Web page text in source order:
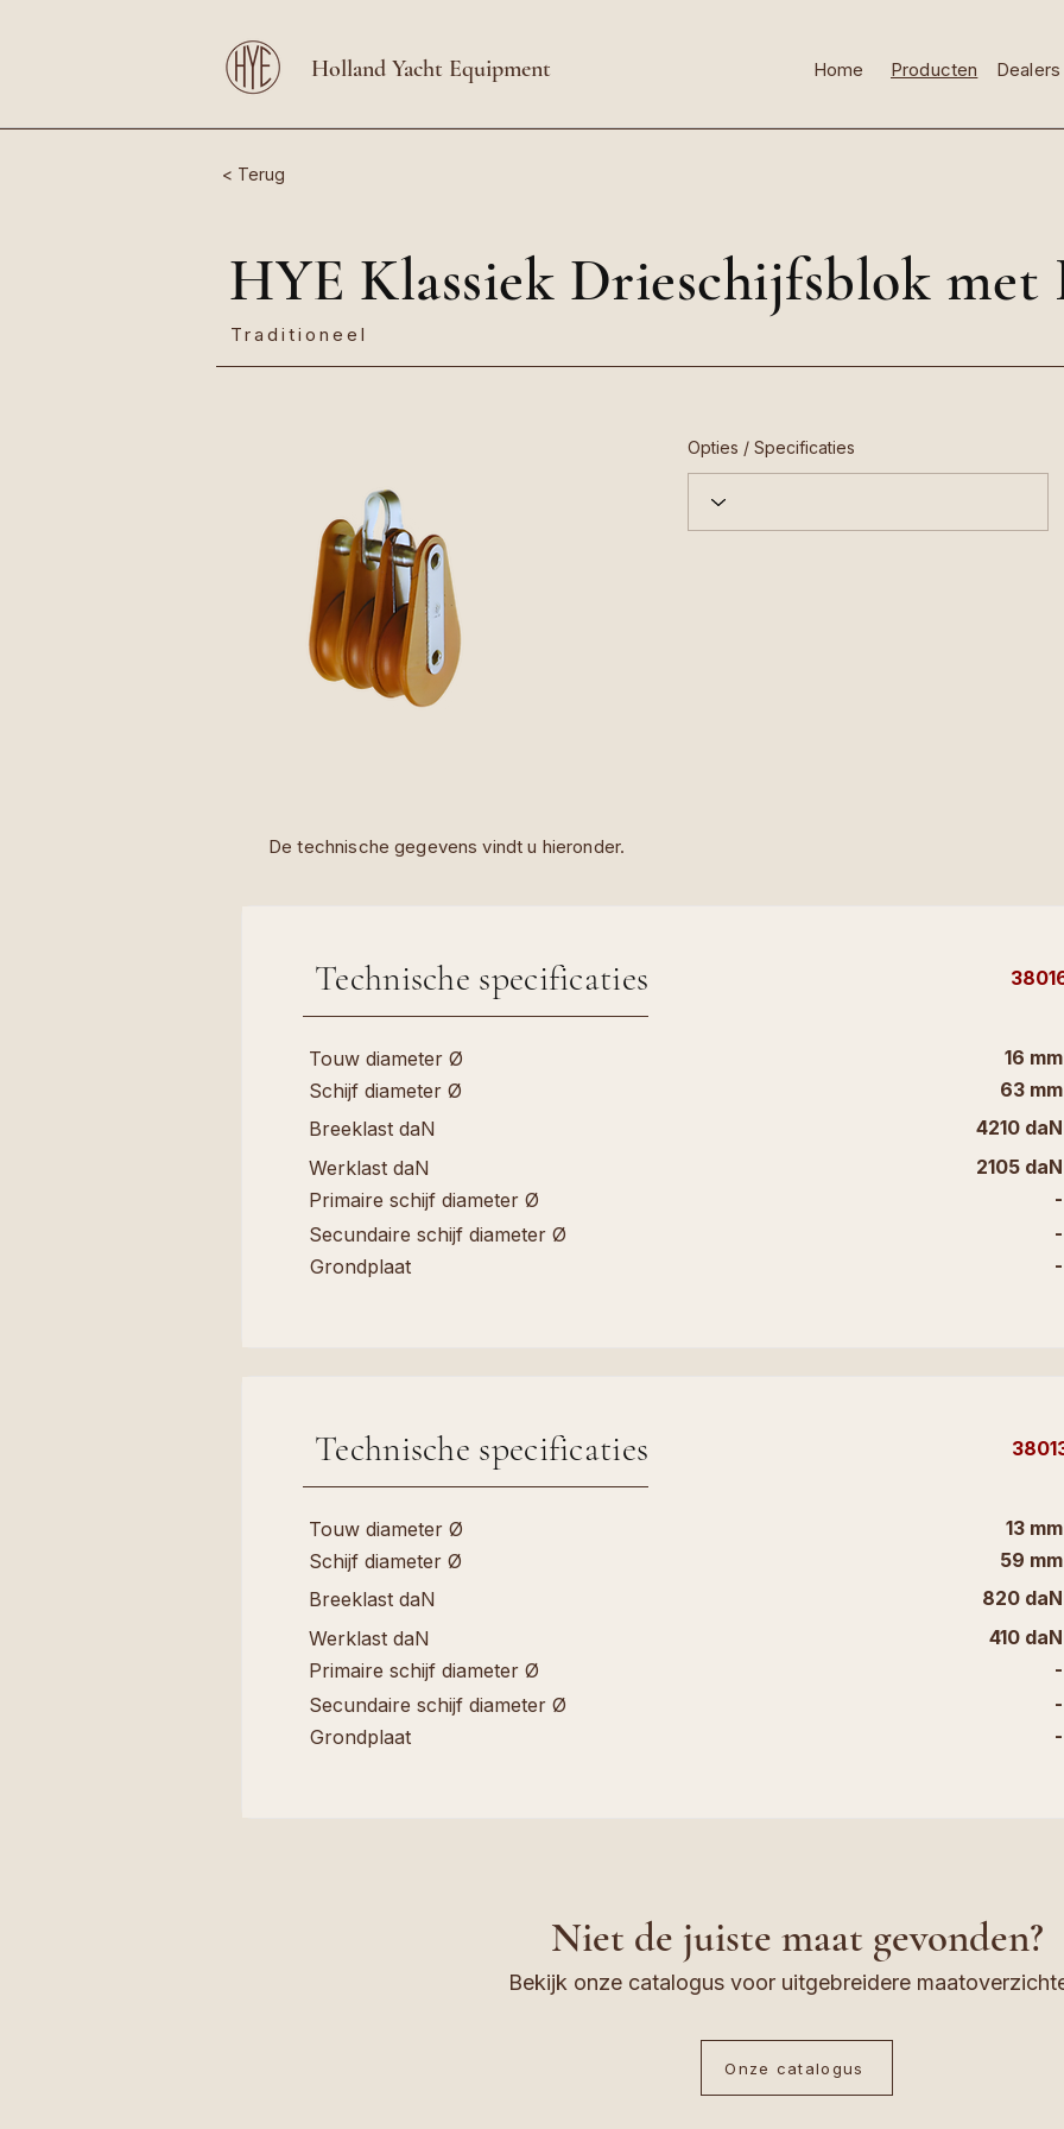
Holland Yacht Equipment Home Producten Dealers
< Terug
HYE Klassiek Drieschijfsblok met
Traditioneel
Opties / Specificaties
De technische gegevens vindt u hieronder.
Technische specificaties
Touw diameter Ø
Schijf diameter Ø
Breeklast daN
Werklast daN
Primaire schijf diameter Ø
Secundaire schijf diameter Ø
Grondplaat
16 mm
63 mm
4210 daN
2105 daN
-
-
-
Technische specificaties
Touw diameter Ø
Schijf diameter Ø
Breeklast daN
Werklast daN
Primaire schijf diameter Ø
Secundaire schijf diameter Ø
Grondplaat
13 mm
59 mm
820 daN
410 daN
-
-
-
Niet de juiste maat gevonden?
Bekijk onze catalogus voor uitgebreidere
Onze catalogus